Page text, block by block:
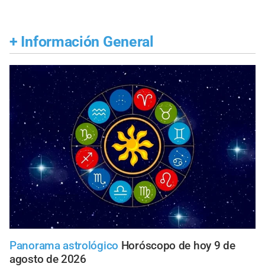
+ Información General
Panorama astrológico Horóscopo de hoy 9 de
agosto de 2026